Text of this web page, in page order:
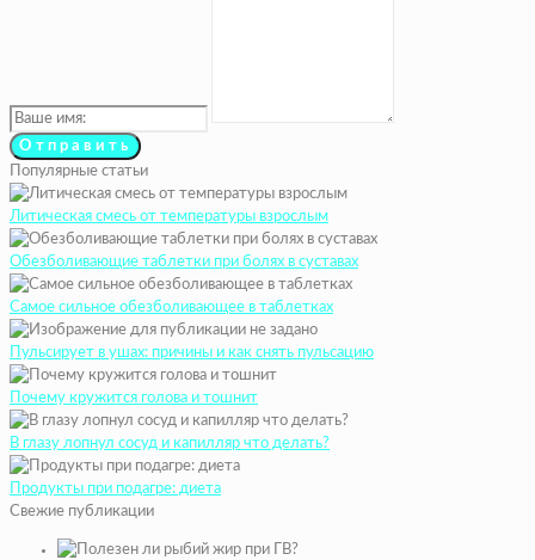
Популярные статьи
Литическая смесь от температуры взрослым
Обезболивающие таблетки при болях в суставах
Самое сильное обезболивающее в таблетках
Пульсирует в ушах: причины и как снять пульсацию
Почему кружится голова и тошнит
В глазу лопнул сосуд и капилляр что делать?
Продукты при подагре: диета
Свежие публикации